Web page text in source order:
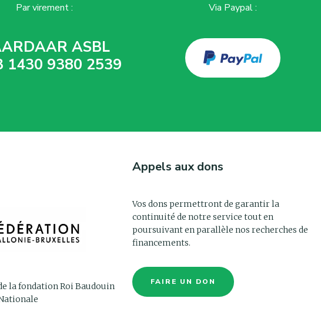
Par virement :
ASBL
1430 9380 2539
Via Paypal :
la fondation Roi Baudouin
Appels aux dons
Vos dons permettront de garantir la
continuité de notre service tout en
poursuivant en parallèle nos recherches de
financements.
FAIRE UN DON